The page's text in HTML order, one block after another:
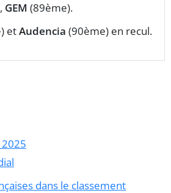
GEM (89ème).
etAudencia (90ème) en recul.
dans le classement